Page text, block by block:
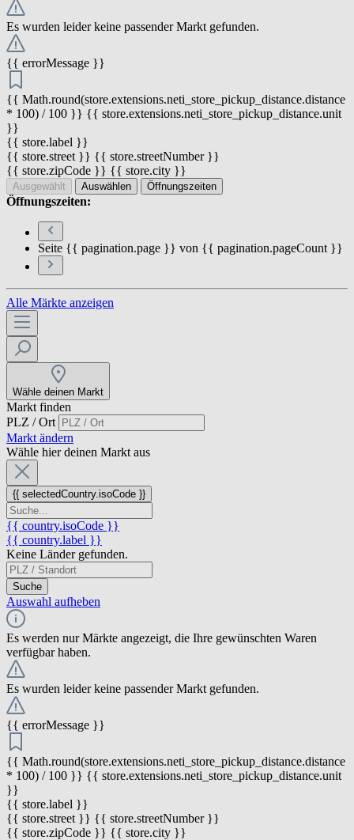
Es wurden leider keine passender Markt gefunden.
{{ errorMessage }}
{{ Math.round(store.extensions.neti_store_pickup_distance.distance
* 100) / 100 }} {{ store.extensions.neti_store_pickup_distance.unit
}}
{{ store.label }}
{{ store.street }} {{ store.streetNumber }}
{{ store.zipCode }} {{ store.city }}
Ausgewählt Auswählen Öffnungszeiten
Öffnungszeiten:
Seite {{ pagination.page }} von {{ pagination.pageCount }}
Alle Märkte anzeigen
Wähle deinen Markt
Markt finden
PLZ / Ort
Markt ändern
Wähle hier deinen Markt aus
{{ selectedCountry.isoCode }}
{{ country.isoCode }}
{{ country.label }}
Keine Länder gefunden.
Suche
Auswahl aufheben
Es werden nur Märkte angezeigt, die Ihre gewünschten Waren
verfügbar haben.
Es wurden leider keine passender Markt gefunden.
{{ errorMessage }}
{{ Math.round(store.extensions.neti_store_pickup_distance.distance
* 100) / 100 }} {{ store.extensions.neti_store_pickup_distance.unit
}}
{{ store.label }}
{{ store.street }} {{ store.streetNumber }}
{{ store.zipCode }} {{ store.city }}